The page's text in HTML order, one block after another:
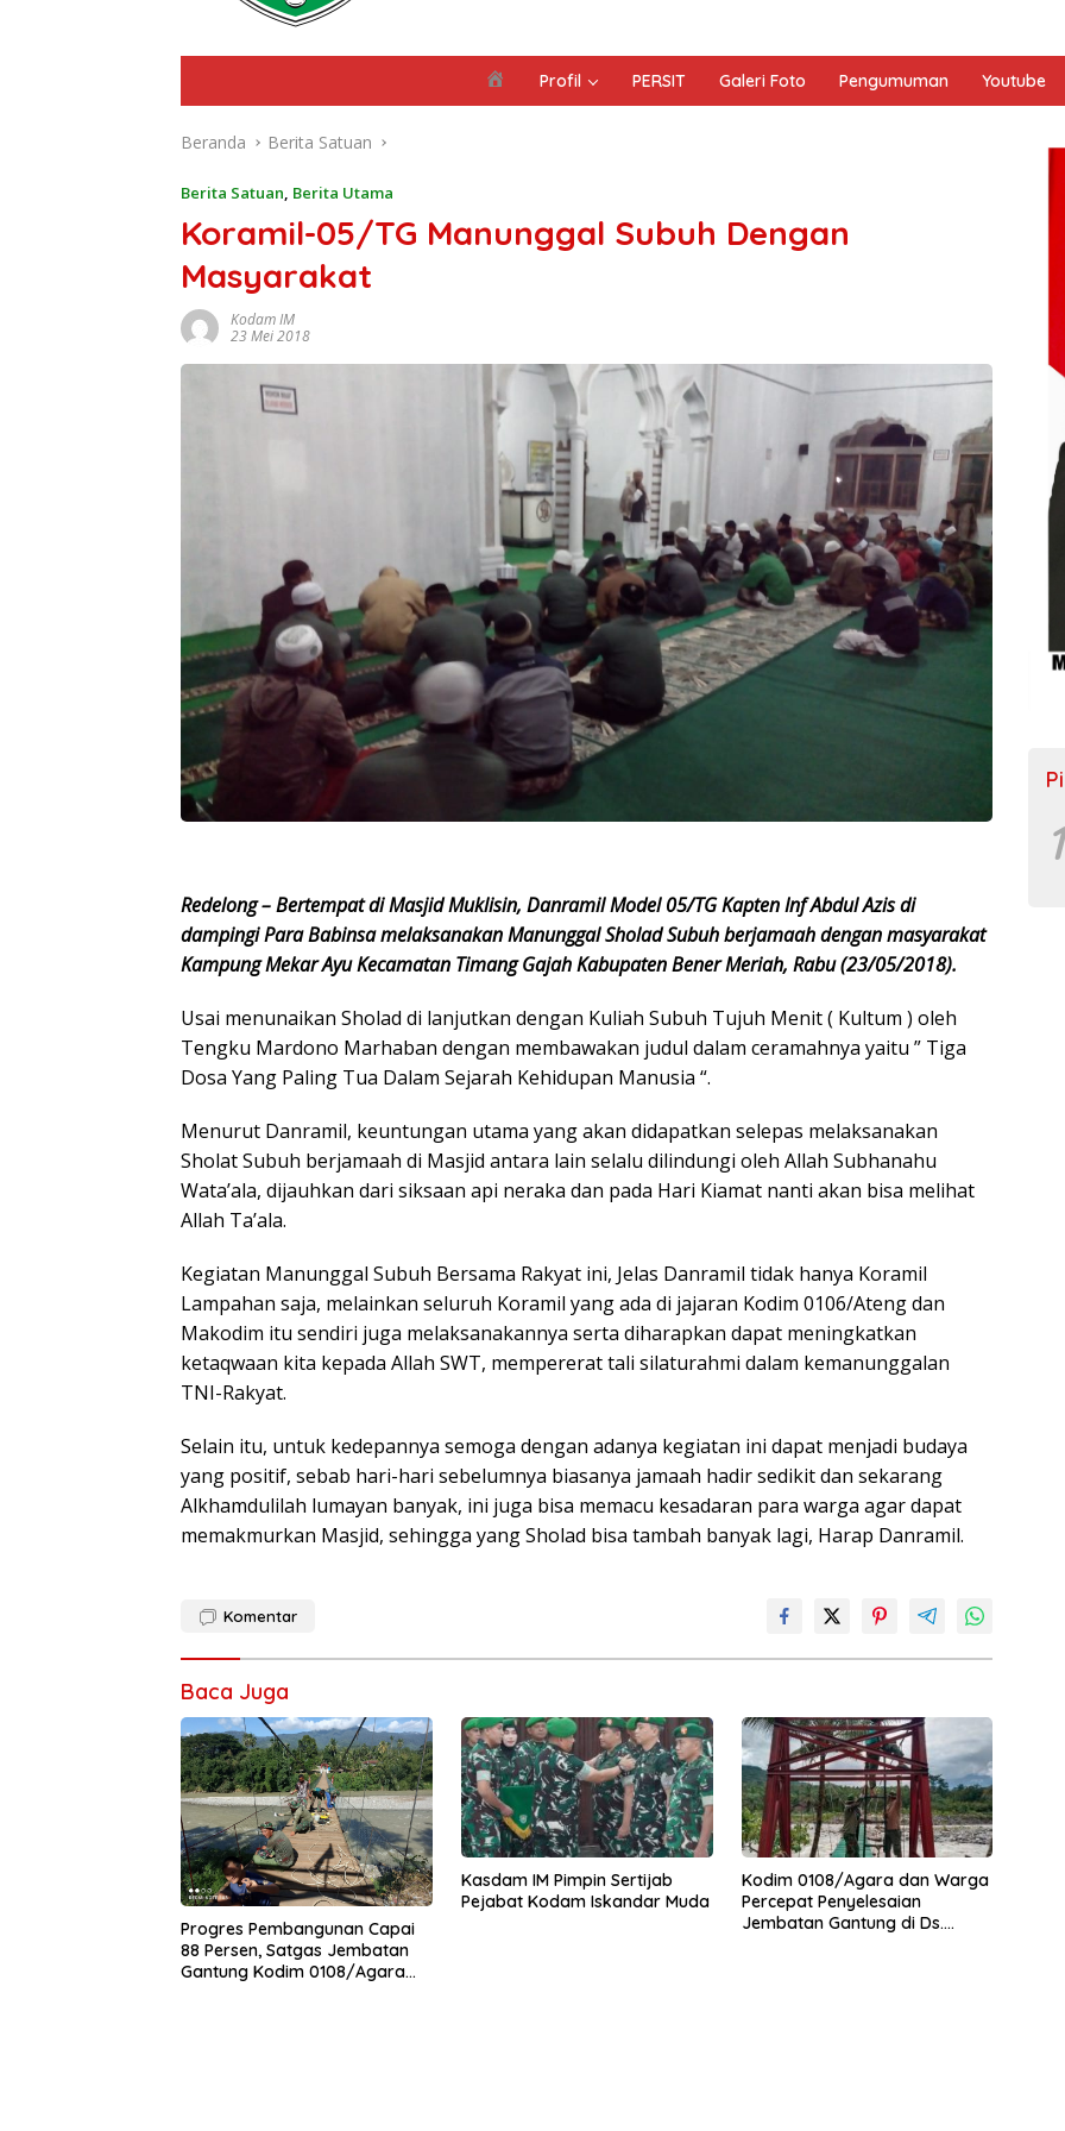
e
Profil PERSIT Galeri Foto Pengumuman Youtube
Beranda Berita Satuan
Berita Satuan, Berita Utama
Koramil-05/TG Manunggal Subuh Dengan
Masyarakat
Kodam IM
23 Mei 2018
Redelong – Bertempat di Masjid Muklisin, Danramil Model 05/TG Kapten Inf Abdul Azis di
dampingi Para Babinsa melaksanakan Manunggal Sholad Subuh berjamaah dengan masyarakat
Kampung Mekar Ayu Kecamatan Timang Gajah Kabupaten Bener Meriah, Rabu (23/05/2018).
Usai menunaikan Sholad di lanjutkan dengan Kuliah Subuh Tujuh Menit ( Kultum ) oleh
Tengku Mardono Marhaban dengan membawakan judul dalam ceramahnya yaitu ” Tiga
Dosa Yang Paling Tua Dalam Sejarah Kehidupan Manusia “.
Menurut Danramil, keuntungan utama yang akan didapatkan selepas melaksanakan
Sholat Subuh berjamaah di Masjid antara lain selalu dilindungi oleh Allah Subhanahu
Wata’ala, dijauhkan dari siksaan api neraka dan pada Hari Kiamat nanti akan bisa melihat
Allah Ta’ala.
Kegiatan Manunggal Subuh Bersama Rakyat ini, Jelas Danramil tidak hanya Koramil
Lampahan saja, melainkan seluruh Koramil yang ada di jajaran Kodim 0106/Ateng dan
Makodim itu sendiri juga melaksanakannya serta diharapkan dapat meningkatkan
ketaqwaan kita kepada Allah SWT, mempererat tali silaturahmi dalam kemanunggalan
TNI-Rakyat.
Selain itu, untuk kedepannya semoga dengan adanya kegiatan ini dapat menjadi budaya
yang positif, sebab hari-hari sebelumnya biasanya jamaah hadir sedikit dan sekarang
Alkhamdulilah lumayan banyak, ini juga bisa memacu kesadaran para warga agar dapat
memakmurkan Masjid, sehingga yang Sholad bisa tambah banyak lagi, Harap Danramil.
Komentar
Baca Juga
Progres Pembangunan Capai
88 Persen, Satgas Jembatan
Gantung Kodim 0108/Agara
Kasdam IM Pimpin Sertijab
Pejabat Kodam Iskandar Muda
Kodim 0108/Agara dan Warga
Percepat Penyelesaian
Jembatan Gantung di Ds.
1